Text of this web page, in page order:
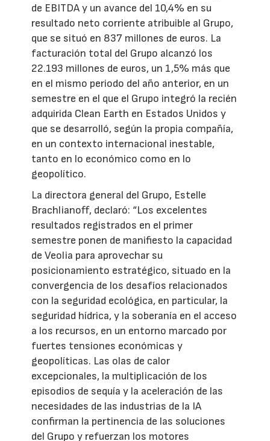
de EBITDA y un avance del 10,4% en su
resultado neto corriente atribuible al Grupo,
que se situó en 837 millones de euros. La
facturación total del Grupo alcanzó los
22.193 millones de euros, un 1,5% más que
en el mismo periodo del año anterior, en un
semestre en el que el Grupo integró la recién
adquirida Clean Earth en Estados Unidos y
que se desarrolló, según la propia compañía,
en un contexto internacional inestable,
tanto en lo económico como en lo
geopolítico.
La directora general del Grupo, Estelle
Brachlianoff, declaró: “Los excelentes
resultados registrados en el primer
semestre ponen de manifiesto la capacidad
de Veolia para aprovechar su
posicionamiento estratégico, situado en la
convergencia de los desafíos relacionados
con la seguridad ecológica, en particular, la
seguridad hídrica, y la soberanía en el acceso
a los recursos, en un entorno marcado por
fuertes tensiones económicas y
geopolíticas. Las olas de calor
excepcionales, la multiplicación de los
episodios de sequía y la aceleración de las
necesidades de las industrias de la IA
confirman la pertinencia de las soluciones
del Grupo y refuerzan los motores